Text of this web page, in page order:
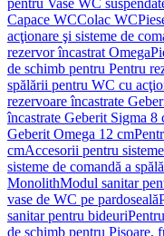
pentru Vase WC
Capace WCColac WC
acţionare şi sisteme de
rezervor încastrat Omega
de schimb pentru Pentru
spălării pentru WC cu
rezervoare încastrate
încastrate Geberit Sigma 8
Geberit Omega 12 cm
cmAccesorii pentru
sisteme de comandă a
MonolithModul sanitar
vase de WC pe pardoseală
sanitar pentru bideuri
de schimb pentru Pisoare,